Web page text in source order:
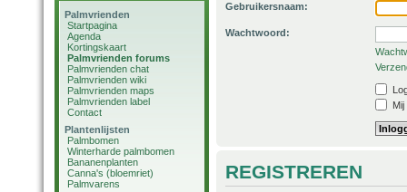
Palmvrienden
Startpagina
Agenda
Kortingskaart
Palmvrienden forums
Palmvrienden chat
Palmvrienden wiki
Palmvrienden maps
Palmvrienden label
Contact
Plantenlijsten
Palmbomen
Winterharde palmbomen
Bananenplanten
Canna's (bloemriet)
Palmvarens
Gebruikersnaam:
Wachtwoord:
REGISTREREN